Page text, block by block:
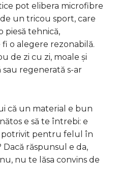
pot elibera microfibre
de un tricou sport, care
piesă tehnică,
o alegere rezonabilă.
de zi cu zi, moale și
regenerată s-ar
că un material e bun
e să te întrebi: e
potrivit pentru felul în
Dacă răspunsul e da,
nu te lăsa convins de